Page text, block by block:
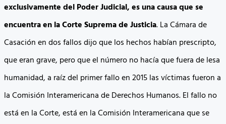
exclusivamente del Poder Judicial, es una causa que se
encuentra en la Corte Suprema de Justicia. La Cámara de
Casación en dos fallos dijo que los hechos habían prescripto,
que eran grave, pero que el número no hacía que fuera de lesa
humanidad, a raíz del primer fallo en 2015 las víctimas fueron a
la Comisión Interamericana de Derechos Humanos. El fallo no
está en la Corte, está en la Comisión Interamericana que se